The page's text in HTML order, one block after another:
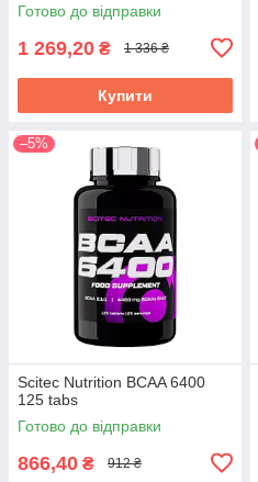
Готово до відправки
1 269,20 ₴ 1 336 ₴
Купити
–5%
Scitec Nutrition BCAA 6400
125 tabs
Готово до відправки
866,40 ₴ 912 ₴